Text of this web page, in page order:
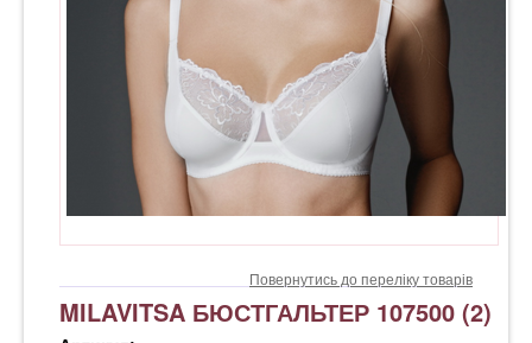
Повернутись до переліку товарів
MILAVITSA БЮСТГАЛЬТЕР 107500 (2)